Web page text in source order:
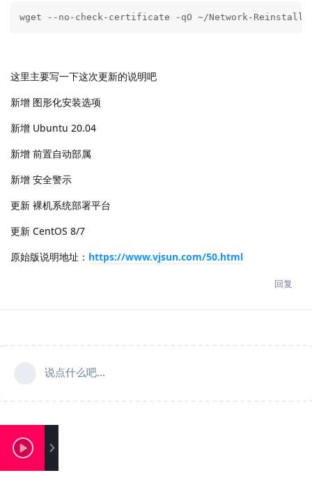
wget --no-check-certificate -qO ~/Network-Reinstall-
这里主要写一下这次更新的说明吧
新增 图形化安装选项
新增 Ubuntu 20.04
新增 前置自动部属
新增 安全警示
更新 裸机系统部署平台
更新 CentOS 8/7
原始版说明地址： https://www.vjsun.com/50.html
回复
说点什么吧...